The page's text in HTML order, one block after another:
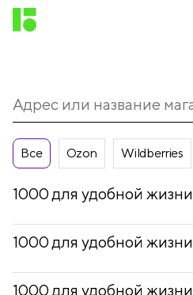
Все Ozon Wildberries
1000 для удобной жизни
1000 для удобной жизни
1000 для удобной жизни